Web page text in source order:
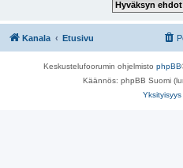
Kanala Etusivu
Keskustelufoorumin ohjelmisto phpBB
Käännös: phpBB Suomi
Yksityisyys